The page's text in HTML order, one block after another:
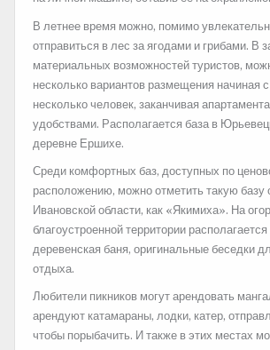
В летнее время можно, помимо
отправиться в лес за ягодами и грибами. В
материальных возможностей туристов,
несколько вариантов размещения начиная
несколько человек, заканчивая
удобствами. Располагается база в
деревне Ершихе.
Среди комфортных баз, доступных по
расположению, можно отметить такую базу
Ивановской области, как «Якимиха». На
благоустроенной территории
деревенская баня, оригинальные беседки
отдыха.
Любители пикников могут арендовать
арендуют катамараны, лодки, катер,
чтобы порыбачить. И также в этих местах